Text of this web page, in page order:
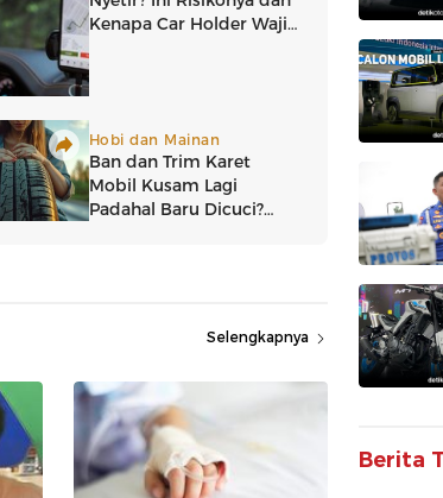
Selengkapnya
Berita